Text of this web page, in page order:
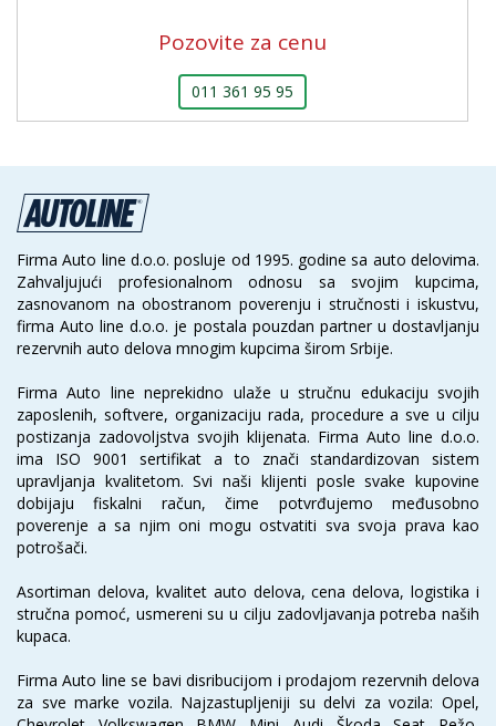
Pozovite za cenu
011 361 95 95
Firma Auto line d.o.o. posluje od 1995. godine sa auto delovima.
Zahvaljujući profesionalnom odnosu sa svojim kupcima,
zasnovanom na obostranom poverenju i stručnosti i iskustvu,
firma Auto line d.o.o. je postala pouzdan partner u dostavljanju
rezervnih auto delova mnogim kupcima širom Srbije.
Firma Auto line neprekidno ulaže u stručnu edukaciju svojih
zaposlenih, softvere, organizaciju rada, procedure a sve u cilju
postizanja zadovoljstva svojih klijenata. Firma Auto line d.o.o.
ima ISO 9001 sertifikat a to znači standardizovan sistem
upravljanja kvalitetom. Svi naši klijenti posle svake kupovine
dobijaju fiskalni račun, čime potvrđujemo međusobno
poverenje a sa njim oni mogu ostvatiti sva svoja prava kao
potrošači.
Asortiman delova, kvalitet auto delova, cena delova, logistika i
stručna pomoć, usmereni su u cilju zadovljavanja potreba naših
kupaca.
Firma Auto line se bavi disribucijom i prodajom rezervnih delova
za sve marke vozila. Najzastupljeniji su delvi za vozila: Opel,